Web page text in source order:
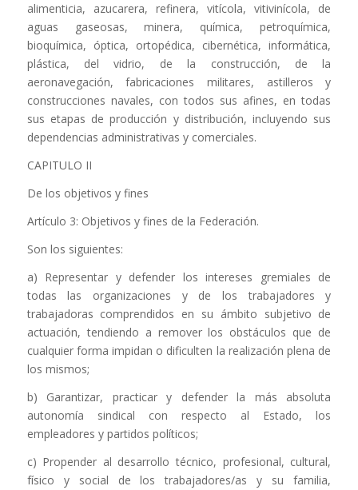
alimenticia, azucarera, refinera, vitícola, vitivinícola, de
aguas gaseosas, minera, química, petroquímica,
bioquímica, óptica, ortopédica, cibernética, informática,
plástica, del vidrio, de la construcción, de la
aeronavegación, fabricaciones militares, astilleros y
construcciones navales, con todos sus afines, en todas
sus etapas de producción y distribución, incluyendo sus
dependencias administrativas y comerciales.
CAPITULO II
De los objetivos y fines
Artículo 3: Objetivos y fines de la Federación.
Son los siguientes:
a) Representar y defender los intereses gremiales de
todas las organizaciones y de los trabajadores y
trabajadoras comprendidos en su ámbito subjetivo de
actuación, tendiendo a remover los obstáculos que de
cualquier forma impidan o dificulten la realización plena de
los mismos;
b) Garantizar, practicar y defender la más absoluta
autonomía sindical con respecto al Estado, los
empleadores y partidos políticos;
c) Propender al desarrollo técnico, profesional, cultural,
físico y social de los trabajadores/as y su familia,